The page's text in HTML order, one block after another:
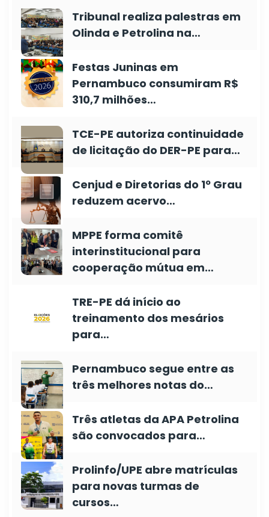
Tribunal realiza palestras em
Olinda e Petrolina na…
Festas Juninas em
Pernambuco consumiram R$
310,7 milhões…
TCE-PE autoriza continuidade
de licitação do DER-PE para…
Cenjud e Diretorias do 1º Grau
reduzem acervo…
MPPE forma comitê
interinstitucional para
cooperação mútua em…
TRE-PE dá início ao
treinamento dos mesários
para…
Pernambuco segue entre as
três melhores notas do…
Três atletas da APA Petrolina
são convocados para…
Prolinfo/UPE abre matrículas
para novas turmas de
cursos…